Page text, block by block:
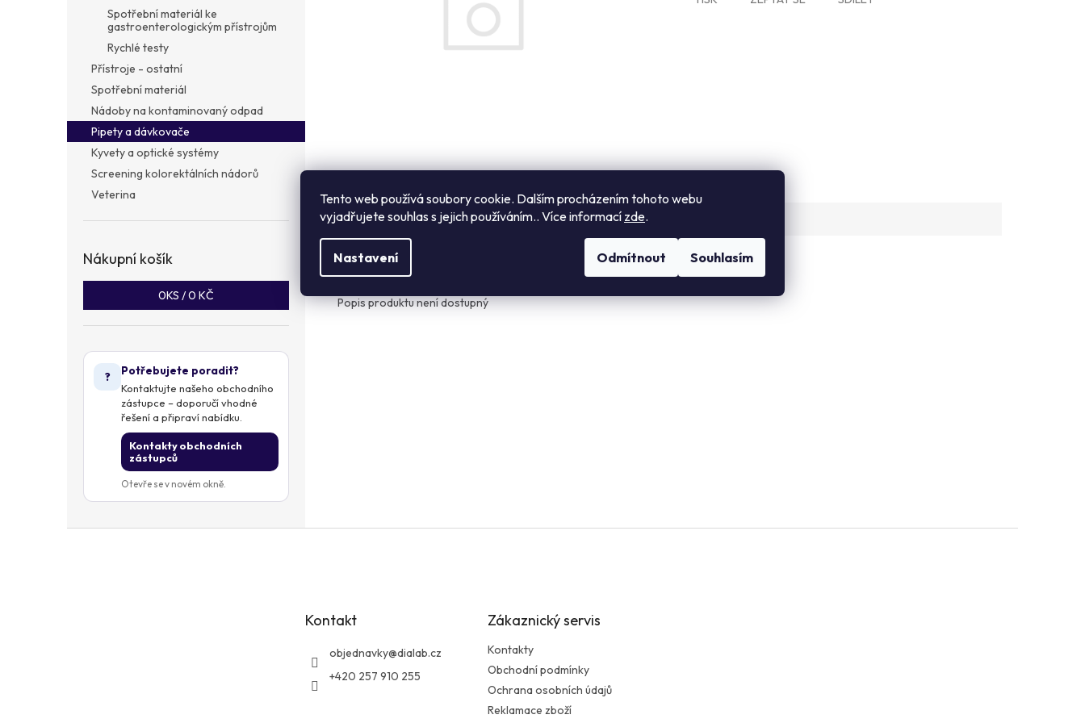
Tento web používá soubory cookie. Dalším procházením tohoto webu
vyjadřujete souhlas s jejich používáním.. Více informací zde.
Nastavení Odmítnout Souhlasím
Spotřební materiál ke
gastroenterologickým přístrojům
Rychlé testy
Přístroje - ostatní
Spotřební materiál
Nádoby na kontaminovaný odpad
Pipety a dávkovače
Kyvety a optické systémy
Screening kolorektálních nádorů
Veterina
Nákupní košík
0KS /0 KČ
? Potřebujete poradit?
Kontaktujte našeho obchodního
zástupce – doporučí vhodné
řešení a připraví nabídku.
Kontakty obchodních
zástupců
Otevře se v novém okně.
Popis Návod k použití Hodnocení Diskuze
Detailní popis produktu
Popis produktu není dostupný
Kontakt
objednavky@dialab.cz
+420 257 910 255
Zákaznický servis
Kontakty
Obchodní podmínky
Ochrana osobních údajů
Reklamace zboží